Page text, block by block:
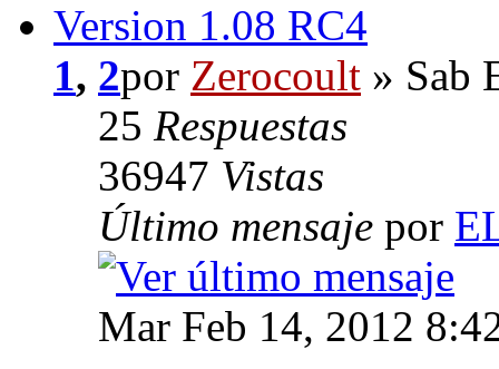
Version 1.08 RC4
1, 2por Zerocoult » Sab
25 Respuestas
36947 Vistas
Último mensaje por
Mar Feb 14, 2012